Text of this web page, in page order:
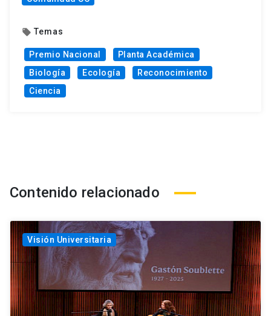
local_offer Temas
Premio Nacional
Planta Académica
Biología
Ecología
Reconocimiento
Ciencia
Contenido relacionado
Visión Universitaria